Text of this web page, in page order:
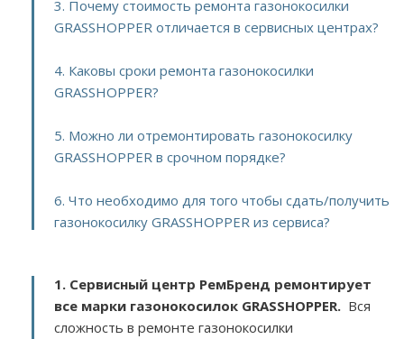
3. Почему стоимость ремонта газонокосилки
GRASSHOPPER отличается в сервисных центрах?
4. Каковы сроки ремонта газонокосилки
GRASSHOPPER?
5. Можно ли отремонтировать газонокосилку
GRASSHOPPER в срочном порядке?
6. Что необходимо для того чтобы сдать/получить
газонокосилку GRASSHOPPER из сервиса?
1. Сервисный центр РемБренд ремонтирует
все марки газонокосилок GRASSHOPPER. Вся
сложность в ремонте газонокосилки